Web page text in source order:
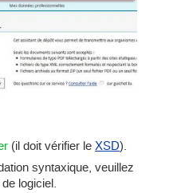
(il doit vérifier le XSD).
syntaxique, veuillez
logiciel.